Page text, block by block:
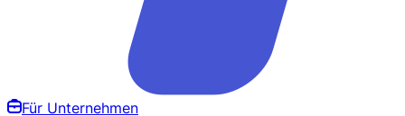
Für Unternehmen